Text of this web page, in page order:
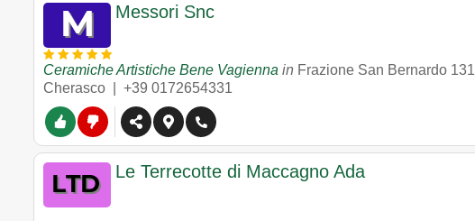
Messori Snc
Ceramiche Artistiche Bene Vagienna in Frazione San Bernardo 131
Cherasco | +39 0172654331
Le Terrecotte di Maccagno Ada